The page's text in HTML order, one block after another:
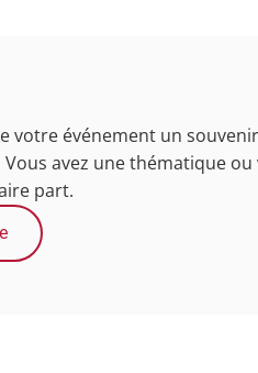
votre événement un
avez une thématique
part.